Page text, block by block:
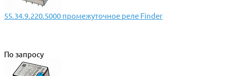
55.34.9.220.5000 промежуточное реле Finder
По запросу